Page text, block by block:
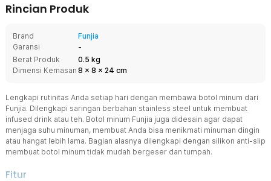
Rincian Produk
Brand
Funjia
Garansi
-
Berat Produk
0.5 kg
Dimensi Kemasan 8 x 8 x 24 cm
Lengkapi rutinitas Anda setiap hari dengan membawa botol minum dari
Funjia. Dilengkapi saringan berbahan stainless steel untuk membuat
infused drink atau teh. Botol minum Funjia juga didesain agar dapat
menjaga suhu minuman, membuat Anda bisa menikmati minuman dingin
atau hangat lebih lama. Bagian alasnya dilengkapi dengan silikon anti-slip
membuat botol minum tidak mudah bergeser dan tumpah.
Fitur